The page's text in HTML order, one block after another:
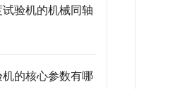
验机的机械同轴
的核心参数有哪